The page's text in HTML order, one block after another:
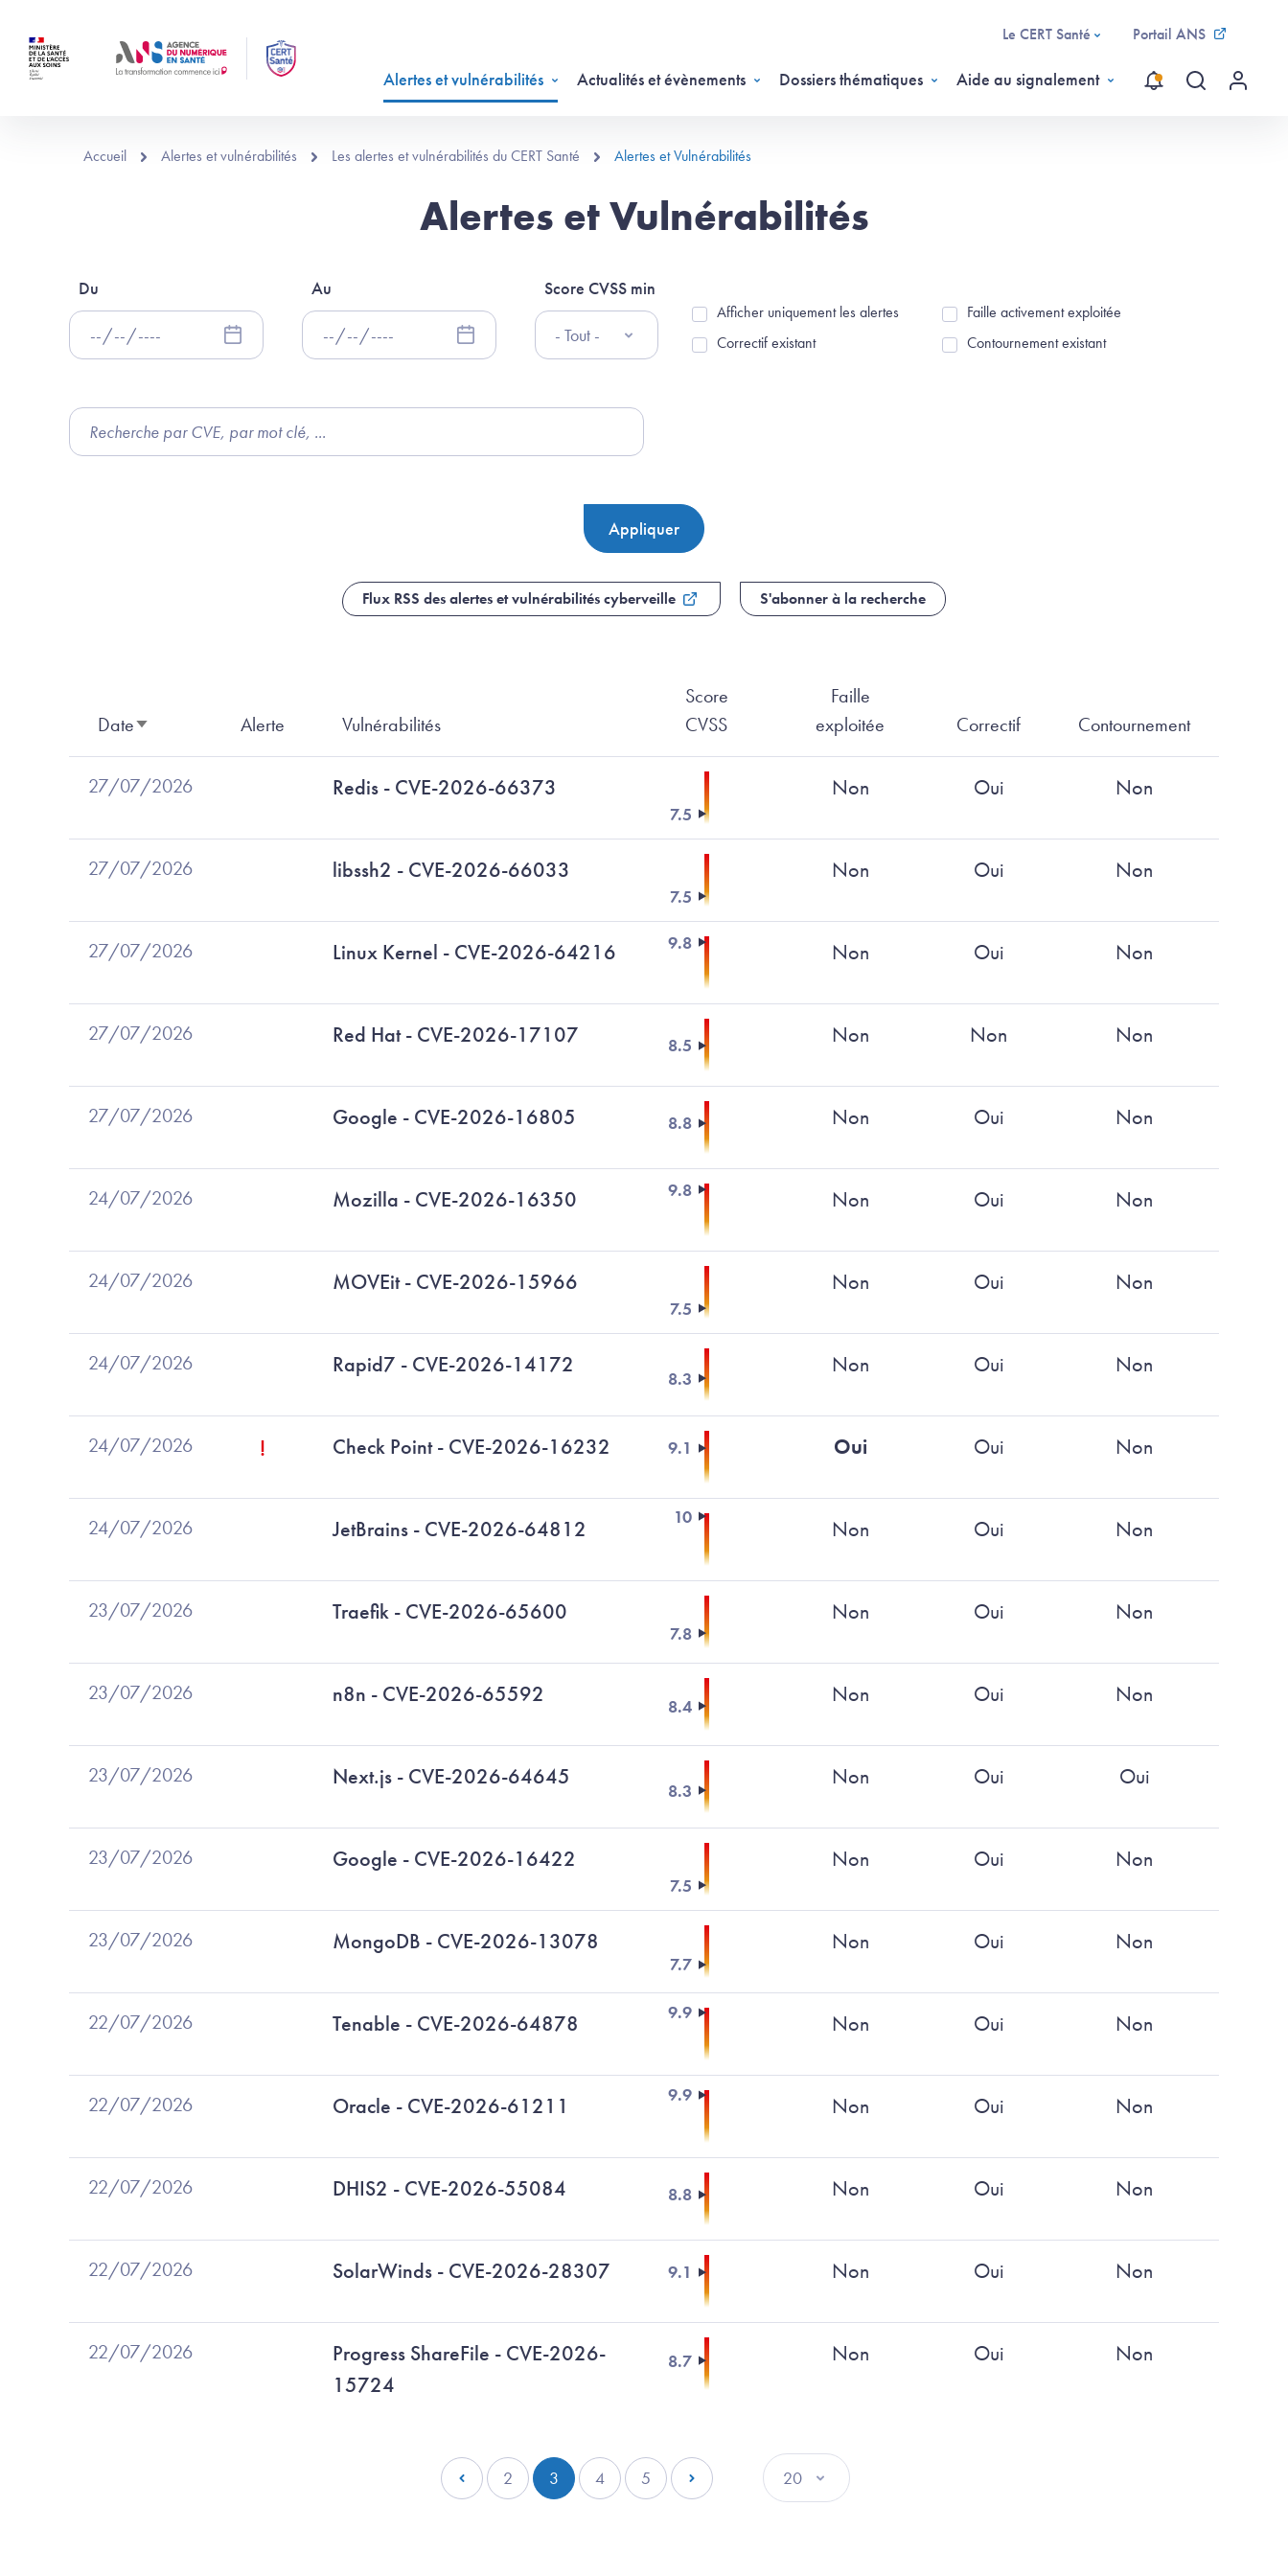
Le CERT Santé Portail ANS
Alertes et vulnérabilités Actualités et évènements Dossiers thématiques Aide au signalement
Recherche
Menu
Accueil Alertes et vulnérabilités Les alertes et vulnérabilités du CERT Santé Alertes et Vulnérabilités
Alertes et Vulnérabilités
Du Au
Score CVSS min
Afficher uniquement les alertes
Afficher uniquement les alertes
Correctif existant
Correctif existant
Faille activement exploitée
Faille activement exploitée
Contournement existant
Contournement existant
Flux RSS des alertes et vulnérabilités cyberveille S'abonner à la recherche
DateTrier par ordre croissant
Alerte Vulnérabilités
Score
CVSS
Faille
exploitée
Correctif Contournement
27/07/2026 Redis - CVE-2026-66373
7.5
Non Oui Non
27/07/2026 libssh2 - CVE-2026-66033
7.5
Non Oui Non
27/07/2026 Linux Kernel - CVE-2026-64216 9.8 Non Oui Non
27/07/2026 Red Hat - CVE-2026-17107 8.5 Non Non Non
27/07/2026 Google - CVE-2026-16805 8.8 Non Oui Non
24/07/2026 Mozilla - CVE-2026-16350 9.8 Non Oui Non
24/07/2026 MOVEit - CVE-2026-15966
7.5
Non Oui Non
24/07/2026 Rapid7 - CVE-2026-14172 8.3 Non Oui Non
24/07/2026 ! Check Point - CVE-2026-16232 9.1 Oui Oui Non
24/07/2026 JetBrains - CVE-2026-64812 10 Non Oui Non
23/07/2026 Traefik - CVE-2026-65600
7.8
Non Oui Non
23/07/2026 n8n - CVE-2026-65592 8.4 Non Oui Non
23/07/2026 Next.js - CVE-2026-64645 8.3 Non Oui Oui
23/07/2026 Google - CVE-2026-16422
7.5
Non Oui Non
23/07/2026 MongoDB - CVE-2026-13078
7.7
Non Oui Non
22/07/2026 Tenable - CVE-2026-64878 9.9 Non Oui Non
22/07/2026 Oracle - CVE-2026-61211 9.9 Non Oui Non
22/07/2026 DHIS2 - CVE-2026-55084 8.8 Non Oui Non
22/07/2026 SolarWinds - CVE-2026-28307 9.1 Non Oui Non
22/07/2026
Progress ShareFile - CVE-2026-
15724
8.7 Non Oui Non
Pagination
Page précédente
Page
2 Page courante
3 Page
4 Page
5 Page suivante